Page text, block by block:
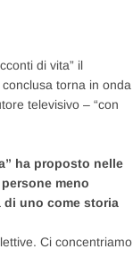
di vita” il
torna in onda
televisivo – “con
ha proposto nelle
meno
uno come storia
Ci concentriamo